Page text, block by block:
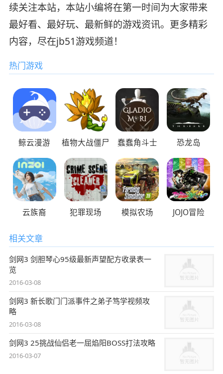
续关注本站，本站小编将在第一时间为大家带来
最好看、最好玩、最新鲜的游戏资讯。更多精彩
内容，尽在jb51游戏频道！
热门游戏
鲸云漫游 植物大战僵尸 蠢蠢角斗士 恐龙岛
云族裔 犯罪现场 模拟农场 JOJO冒险
相关文章
剑网3 剑胆琴心95级最新声望配方收录表一
览
2016-03-08
剑网3 新长歌门门派事件之弟子笃学视频攻
略
2016-03-08
剑网3 25挑战仙侣老一屈焰阳BOSS打法攻略
2016-03-07